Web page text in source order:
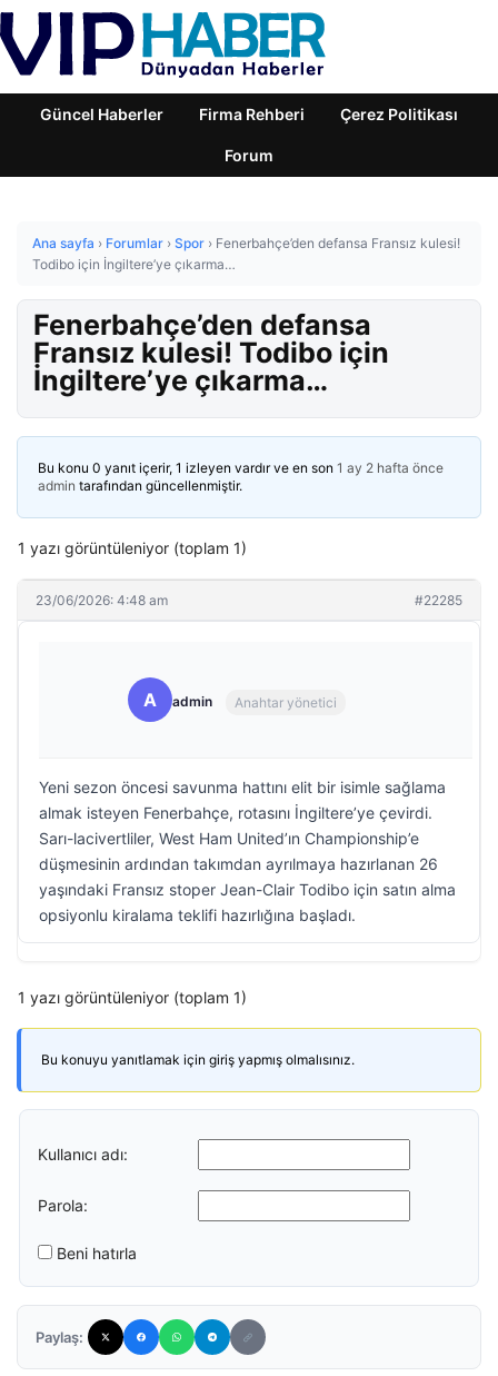
Güncel Haberler Firma Rehberi Çerez Politikası
Forum
Ana sayfa › Forumlar › Spor › Fenerbahçe’den defansa Fransız kulesi!
Todibo için İngiltere’ye çıkarma…
Fenerbahçe’den defansa
Fransız kulesi! Todibo için
İngiltere’ye çıkarma…
Bu konu 0 yanıt içerir, 1 izleyen vardır ve en son 1 ay 2 hafta önce
admin tarafından güncellenmiştir.
1 yazı görüntüleniyor (toplam 1)
23/06/2026: 4:48 am #22285
A admin Anahtar yönetici
Yeni sezon öncesi savunma hattını elit bir isimle sağlama
almak isteyen Fenerbahçe, rotasını İngiltere’ye çevirdi.
Sarı-lacivertliler, West Ham United’ın Championship’e
düşmesinin ardından takımdan ayrılmaya hazırlanan 26
yaşındaki Fransız stoper Jean-Clair Todibo için satın alma
opsiyonlu kiralama teklifi hazırlığına başladı.
1 yazı görüntüleniyor (toplam 1)
Bu konuyu yanıtlamak için giriş yapmış olmalısınız.
Kullanıcı adı:
Parola:
Beni hatırla
Paylaş: